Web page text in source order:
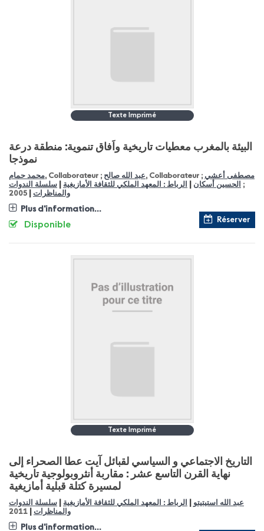
Texte Imprimé
البيئة بالمغرب معطيات تاريخية واَفاق تنموية: منطقة درعة
نموذجا
محمد حمام, Collaborateur ; عبد الله صالح, Collaborateur ; مصطفى أعشي
;
الحسين أسكان الرباط : المعهد الملكي للثقافة الأمازيغية
سلسلة الندوات
والمناظرات
2005
Plus d'information...
Réserver
Disponible
Texte Imprimé
التاريخ الاجتماعي و السياسي لقبائل آيت عطا الصحراء إلى
نهاية القرن التاسع عشر : مقاربة أنثروبولوجية تاريخية
لمسيرة كتلة قبلية أمازيغية
عبد الله استيتيتو الرباط : المعهد الملكي للثقافة الأمازيغية
سلسلة الندوات
والمناظرات
2011
Plus d'information...